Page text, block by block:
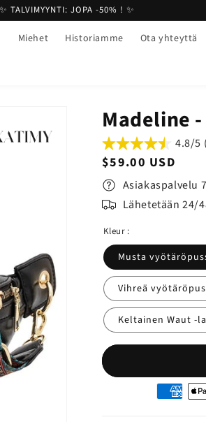
✨ TALVIMYYNTI: JOPA -50% ! ✨
Miehet Historiamme Ota yhteyttä
Madeline
4.8/5
Normaali
hinta
$59.00 USD
Asiakaspalvelu
Lähetetään 24/
Kleur :
Musta
Vihreä
Keltainen Waut -